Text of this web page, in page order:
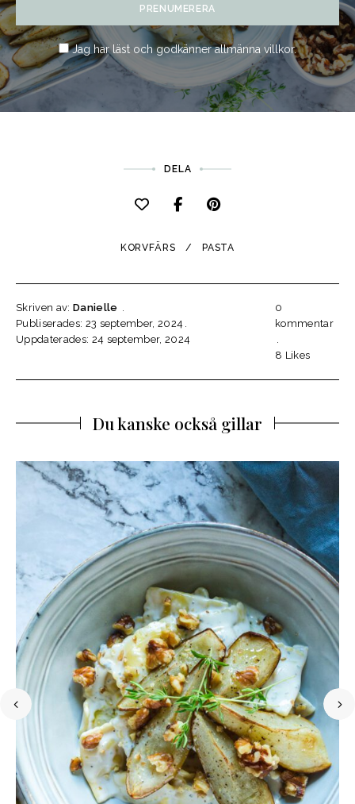
Jag har läst och godkännerallmänna villkor.
DELA
KORVFÄRS PASTA
Skriven av: Danielle
Publiserades: 23 september, 2024
Uppdaterades: 24 september, 2024
0
kommentar
8 Likes
Du kanske också gillar